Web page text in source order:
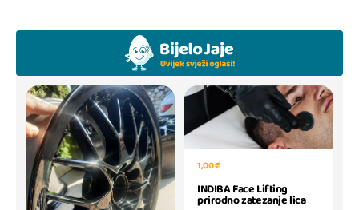
1,00 €
INDIBA Face Lifting
prirodno zatezanje lica